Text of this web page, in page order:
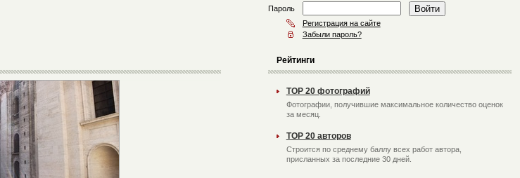
Пароль
Регистрация на сайте
Забыли пароль?
Рейтинги
TOP 20 фотографий
Фотографии, получившие максимальное количество оценок
за месяц.
TOP 20 авторов
Строится по среднему баллу всех работ автора,
присланных за последние 30 дней.